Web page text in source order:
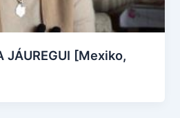
JÁUREGUI [Mexiko,